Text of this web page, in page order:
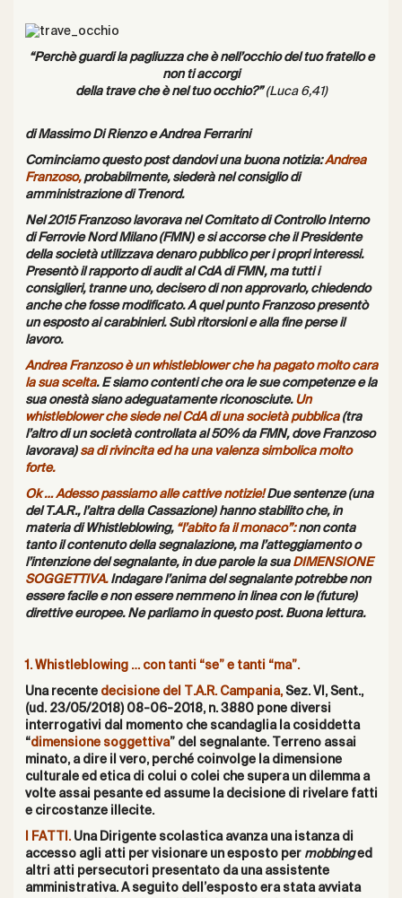
“Perchè guardi la pagliuzza che è nell’occhio del tuo fratello e
non ti accorgi
della trave che è nel tuo occhio?” (Luca 6,41)
di Massimo Di Rienzo e Andrea Ferrarini
Cominciamo questo post dandovi una buona notizia:Andrea
Franzoso,probabilmente, siederà nel consiglio di
amministrazione di Trenord.
Nel 2015 Franzoso lavorava nel Comitato di Controllo Interno
di Ferrovie Nord Milano (FMN) e si accorse che il Presidente
della società utilizzava denaro pubblico per i propri interessi.
Presentò il rapporto di audit al CdA di FMN, ma tutti i
consiglieri, tranne uno, decisero di non approvarlo, chiedendo
anche che fosse modificato. A quel punto Franzoso presentò
un esposto ai carabinieri. Subì ritorsioni e alla fine perse il
lavoro.
Andrea Franzoso è un whistleblower che ha pagato molto cara
la sua scelta. E siamo contenti che ora le sue competenze e la
sua onestà siano adeguatamente riconosciute. Un
whistleblower che siede nel CdA di una società pubblica(tra
l’altro di un società controllata al 50% da FMN, dove Franzoso
lavorava)sa di rivincita ed ha una valenza simbolica molto
forte.
Ok … Adesso passiamo alle cattive notizie!Due sentenze (una
del T.A.R., l’altra della Cassazione) hanno stabilito che, in
materia di Whistleblowing, “l’abito fa il monaco”:non conta
tanto il contenuto della segnalazione, ma l’atteggiamento o
l’intenzione del segnalante, in due parole la sua DIMENSIONE
SOGGETTIVA.Indagare l’anima del segnalante potrebbe non
essere facile e non essere nemmeno in linea con le (future)
direttive europee. Ne parliamo in questo post. Buona lettura.
1. Whistleblowing … con tanti “se” e tanti “ma”.
Una recente decisione del T.A.R. Campania,Sez. VI, Sent.,
(ud. 23/05/2018) 08-06-2018, n. 3880 pone diversi
interrogativi dal momento che scandaglia la cosiddetta
“dimensione soggettiva” del segnalante. Terreno assai
minato, a dire il vero, perché coinvolge la dimensione
culturale ed etica di colui o colei che supera un dilemma a
volte assai pesante ed assume la decisione di rivelare fatti
e circostanze illecite.
I FATTI.Una Dirigente scolastica avanza una istanza di
accesso agli atti per visionare un esposto per mobbinged
altri atti persecutori presentato da una assistente
amministrativa. A seguito dell’esposto era stata avviata